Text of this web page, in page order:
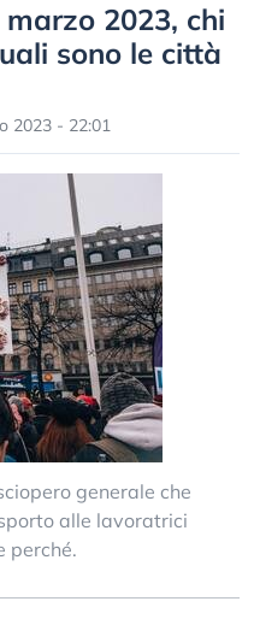
2023, chi
sono le città
2023 - 22:01
generale che
alle lavoratrici
perché.